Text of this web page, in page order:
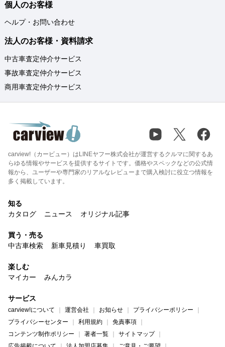
個人のお客様
ヘルプ・お問い合わせ
法人のお客様・資料請求
中古車査定仲介サービス
事故車査定仲介サービス
商用車査定仲介サービス
carview!（カービュー）はLINEヤフー株式会社が運営するクルマに関するあ
らゆる情報やサービスを提供するサイトです。価格やスペックなどの公式情
報から、ユーザーや専門家のリアルなレビューまで購入検討に役立つ情報を
多く掲載しています。
知る
カタログ
ニュース オリジナル記事
買う・売る
中古車検索
新車見積り 車買取
楽しむ
マイカー
みんカラ
サービス
carview!について 運営会社 お知らせ
プライバシーポリシー
プライバシーセンター
利用規約
免責事項
コンテンツ制作ポリシー
著者一覧
サイトマップ